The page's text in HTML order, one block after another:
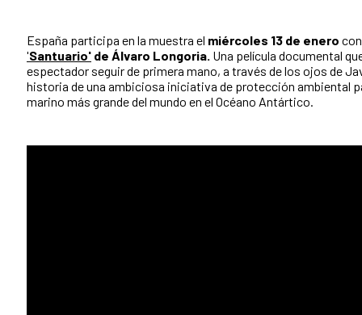
España participa en la muestra el miércoles 13 de enero
'Santuario' de Álvaro Longoria. Una película documental
espectador seguir de primera mano, a través de los ojos de
historia de una ambiciosa iniciativa de protección ambiental
marino más grande del mundo en el Océano Antártico.